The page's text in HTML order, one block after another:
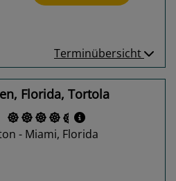
Terminübersicht
Florida, Tortola
- Miami, Florida